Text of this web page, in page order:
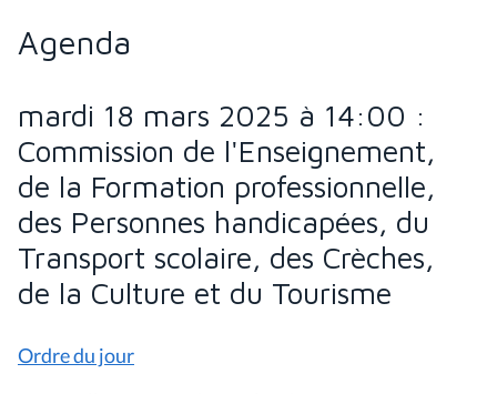
Agenda
mardi 18 mars 2025 à 14:00 :
Commission de l'Enseignement,
de la Formation professionnelle,
des Personnes handicapées, du
Transport scolaire, des Crèches,
de la Culture et du Tourisme
Ordre du jour